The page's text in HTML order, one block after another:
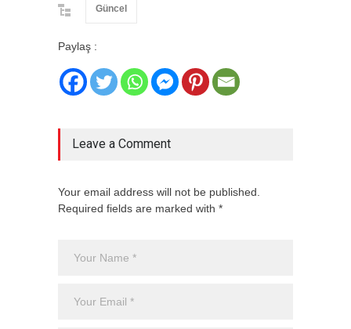
Güncel
Paylaş :
Leave a Comment
Your email address will not be published.
Required fields are marked with *